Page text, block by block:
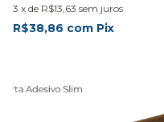
3 x de R$13,63 sem juros
R$38,86 com Pix